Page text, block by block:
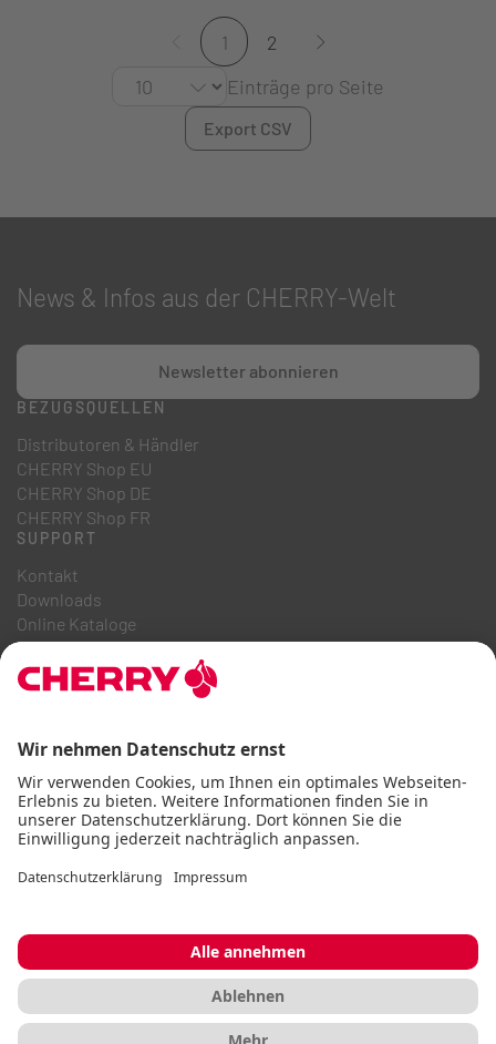
1
2
Einträge pro Seite
Export CSV
News & Infos aus der CHERRY-Welt
Newsletter abonnieren
BEZUGSQUELLEN
Distributoren & Händler
CHERRY Shop EU
CHERRY Shop DE
CHERRY Shop FR
SUPPORT
Kontakt
Downloads
Online Kataloge
FAQ
ÜBER UNS
Hinweisgebersystem
Code of Business Conduct
BarrierefreiheitserklärungAGBNutzungshinweiseDatenschutz
ImpressumCookie
© CHERRY 2026